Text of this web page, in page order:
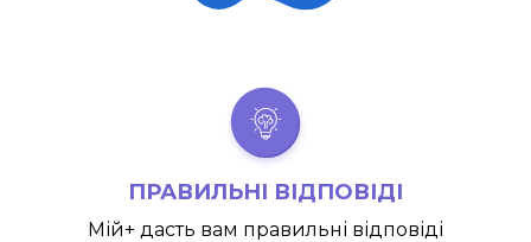
ПРАВИЛЬНІ ВІДПОВІДІ
Мій+ дасть вам правильні відповіді